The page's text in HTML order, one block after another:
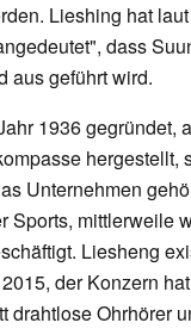
Lieshing hat
dass
aus geführt wird.
1936 gegründet,
hergestellt,
Unternehmen
Sports, mittlerweile
Liesheng
der Konzern
drahtlose Ohrhörer